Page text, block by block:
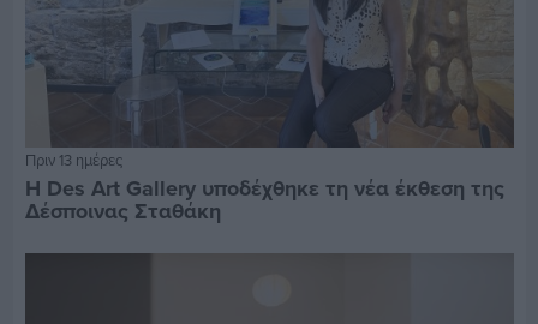
Πριν 13 ημέρες
Η Des Art Gallery υποδέχθηκε τη νέα έκθεση της
Δέσποινας Σταθάκη